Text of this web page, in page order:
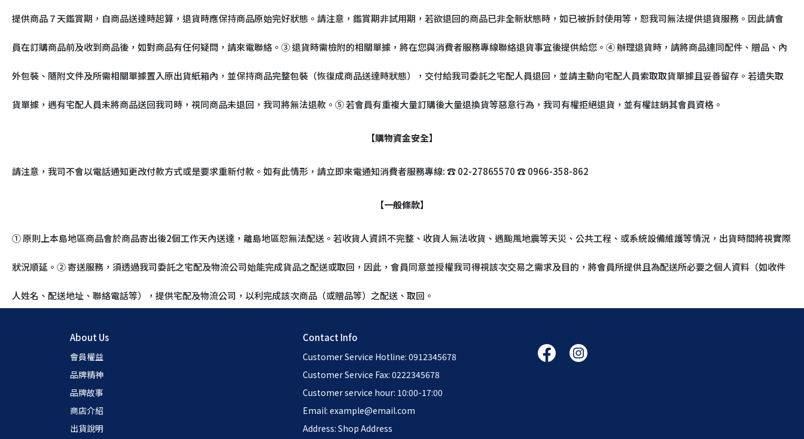
提供商品７天鑑賞期，自商品送達時起算，退貨時應保持商品原始完好狀態。請注意，鑑賞期非試用期，若欲退回的商品已非全新狀態時，如已被拆封使用等，恕我司無法提供退貨服務。因此請會
員在訂購商品前及收到商品後，如對商品有任何疑問，請來電聯絡。③ 退貨時需檢附的相關單據，將在您與消費者服務專線聯絡退貨事宜後提供給您。④ 辦理退貨時，請將商品連同配件、贈品、內
外包裝、隨附文件及所需相關單據置入原出貨紙箱內，並保持商品完整包裝（恢復成商品送達時狀態），交付給我司委託之宅配人員退回，並請主動向宅配人員索取取貨單據且妥善留存。若遺失取
貨單據，遇有宅配人員未將商品送回我司時，視同商品未退回，我司將無法退款。⑤ 若會員有重複大量訂購後大量退換貨等惡意行為，我司有權拒絕退貨，並有權註銷其會員資格。
【購物資金安全】
請注意，我司不會以電話通知更改付款方式或是要求重新付款。如有此情形，請立即來電通知消費者服務專線: ☎ 02-27865570 ☎ 0966-358-862
【一般條款】
① 原則上本島地區商品會於商品寄出後2個工作天內送達，離島地區恕無法配送。若收貨人資訊不完整、收貨人無法收貨、遇颱風地震等天災、公共工程、或系統設備維護等情況，出貨時間將視實際
狀況順延。② 寄送服務，須透過我司委託之宅配及物流公司始能完成貨品之配送或取回，因此，會員同意並授權我司得視該次交易之需求及目的，將會員所提供且為配送所必要之個人資料（如收件
人姓名、配送地址、聯絡電話等），提供宅配及物流公司，以利完成該次商品（或贈品等）之配送、取回。
About Us
會員權益
品牌精神
品牌故事
商店介紹
出貨說明
Contact Info
Customer Service Hotline: 0912345678
Customer Service Fax: 0222345678
Customer service hour: 10:00-17:00
Email: example@email.com
Address: Shop Address